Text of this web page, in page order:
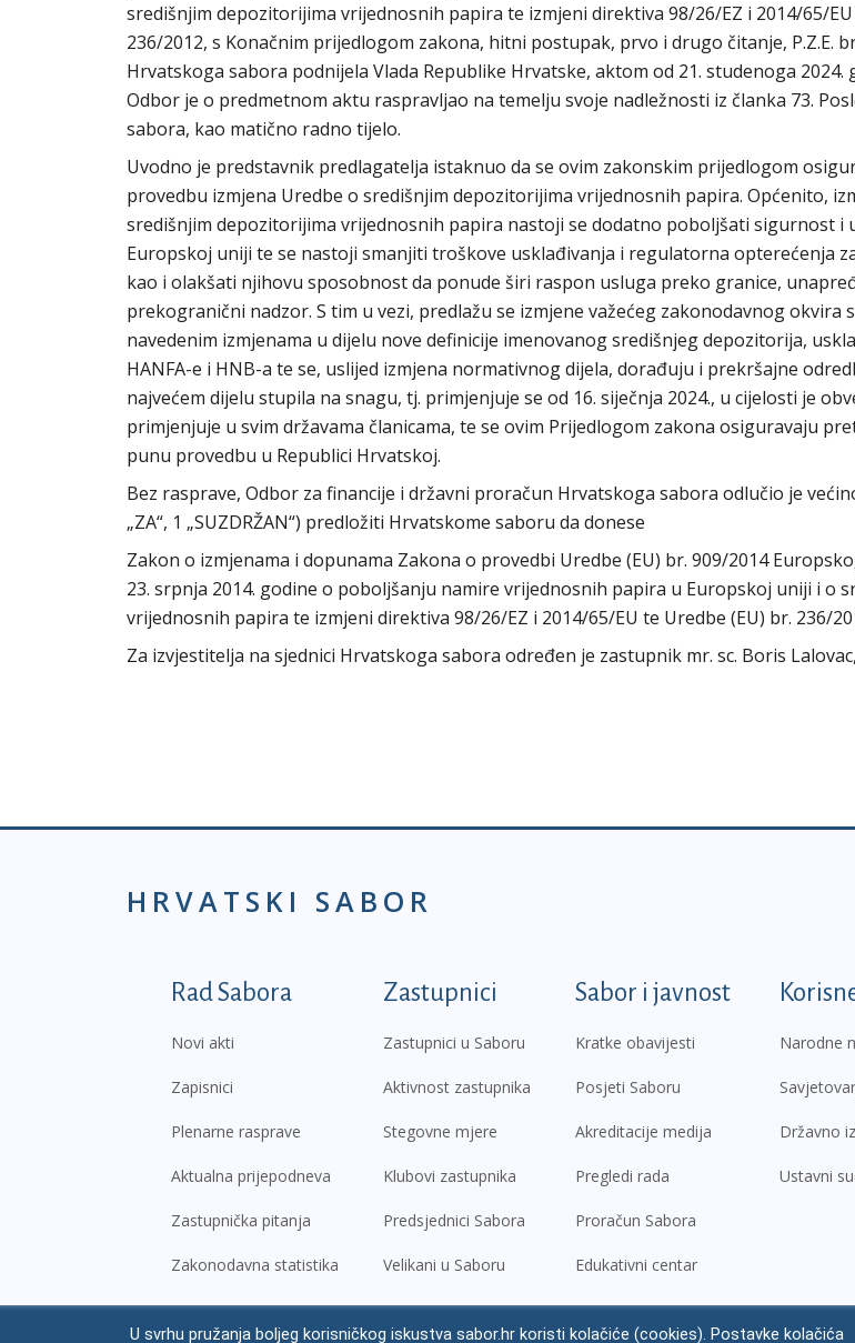
središnjim depozitorijima vrijednosnih papira te izmjeni direktiva 98/26/EZ i 2014/65/EU
236/2012, s Konačnim prijedlogom zakona, hitni postupak, prvo i drugo čitanje, P.Z.E.
Hrvatskoga sabora podnijela Vlada Republike Hrvatske, aktom od 21. studenoga 2024.
Odbor je o predmetnom aktu raspravljao na temelju svoje nadležnosti iz članka 73.
sabora, kao matično radno tijelo.
Uvodno je predstavnik predlagatelja istaknuo da se ovim zakonskim prijedlogom
provedbu izmjena Uredbe o središnjim depozitorijima vrijednosnih papira. Općenito,
središnjim depozitorijima vrijednosnih papira nastoji se dodatno poboljšati sigurnost i
Europskoj uniji te se nastoji smanjiti troškove usklađivanja i regulatorna opterećenja
kao i olakšati njihovu sposobnost da ponude širi raspon usluga preko granice,
prekogranični nadzor. S tim u vezi, predlažu se izmjene važećeg zakonodavnog okvira
navedenim izmjenama u dijelu nove definicije imenovanog središnjeg depozitorija,
HANFA-e i HNB-a te se, uslijed izmjena normativnog dijela, dorađuju i prekršajne
najvećem dijelu stupila na snagu, tj. primjenjuje se od 16. siječnja 2024., u cijelosti je
primjenjuje u svim državama članicama, te se ovim Prijedlogom zakona osiguravaju
punu provedbu u Republici Hrvatskoj.
Bez rasprave, Odbor za financije i državni proračun Hrvatskoga sabora odlučio je
„ZA“, 1 „SUZDRŽAN“) predložiti Hrvatskome saboru da donese
Zakon o izmjenama i dopunama Zakona o provedbi Uredbe (EU) br. 909/2014
23. srpnja 2014. godine o poboljšanju namire vrijednosnih papira u Europskoj uniji i o
vrijednosnih papira te izmjeni direktiva 98/26/EZ i 2014/65/EU te Uredbe (EU) br. 236/
Za izvjestitelja na sjednici Hrvatskoga sabora određen je zastupnik mr. sc. Boris
PREDSJEDNIK
mr. sc. Boris
HRVATSKI SABOR
Podnožje prvi izbornik
Rad Sabora
Novi akti
Zapisnici
Plenarne rasprave
Aktualna prijepodneva
Zastupnička pitanja
Zakonodavna statistika
Zastupnici
Zastupnici u Saboru
Aktivnost zastupnika
Stegovne mjere
Klubovi zastupnika
Predsjednici Sabora
Velikani u Saboru
Sabor i javnost
Kratke obavijesti
Posjeti Saboru
Akreditacije medija
Pregledi rada
Proračun Sabora
Edukativni centar
Narodne
Državno
Ustavni
U svrhu pružanja boljeg korisničkog iskustva sabor.hr koristi kolačiće (cookies). Postavke kolačića